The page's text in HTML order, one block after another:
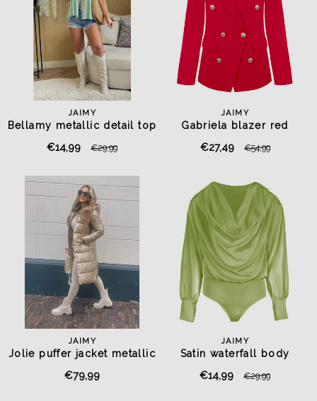
JAIMY
Bellamy metallic detail top
€14,99 €29,99
JAIMY
Gabriela blazer red
€27,49 €54,99
JAIMY
Jolie puffer jacket metallic
€79,99
JAIMY
Satin waterfall body
€14,99 €29,99